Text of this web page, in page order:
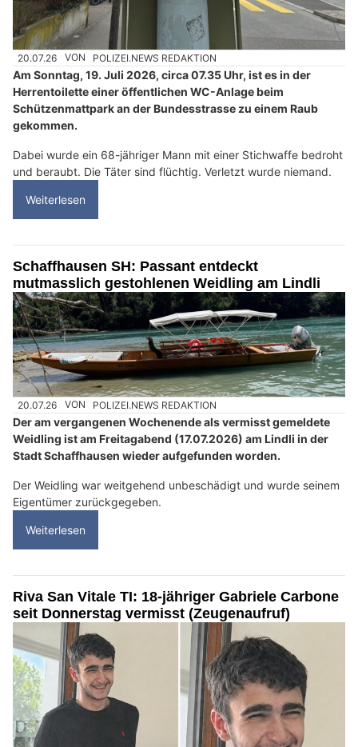
20.07.26 VON POLIZEI.NEWS REDAKTION
Am Sonntag, 19. Juli 2026, circa 07.35 Uhr, ist es in der
Herrentoilette einer öffentlichen WC-Anlage beim
Schützenmattpark an der Bundesstrasse zu einem Raub
gekommen.
Dabei wurde ein 68-jähriger Mann mit einer Stichwaffe bedroht
und beraubt. Die Täter sind flüchtig. Verletzt wurde niemand.
Weiterlesen
Schaffhausen SH: Passant entdeckt
mutmasslich gestohlenen Weidling am Lindli
20.07.26 VON POLIZEI.NEWS REDAKTION
Der am vergangenen Wochenende als vermisst gemeldete
Weidling ist am Freitagabend (17.07.2026) am Lindli in der
Stadt Schaffhausen wieder aufgefunden worden.
Der Weidling war weitgehend unbeschädigt und wurde seinem
Eigentümer zurückgegeben.
Weiterlesen
Riva San Vitale TI: 18-jähriger Gabriele Carbone
seit Donnerstag vermisst (Zeugenaufruf)